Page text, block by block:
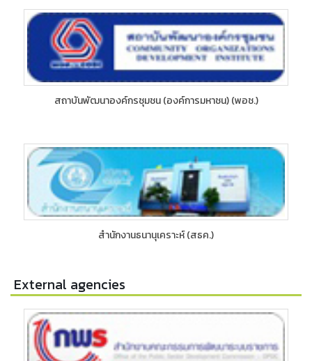
สถาบันพัฒนาองค์กรชุมชน (องค์การมหาชน) (พอช.)
สำนักงานธนานุเคราะห์ (สธค.)
External agencies